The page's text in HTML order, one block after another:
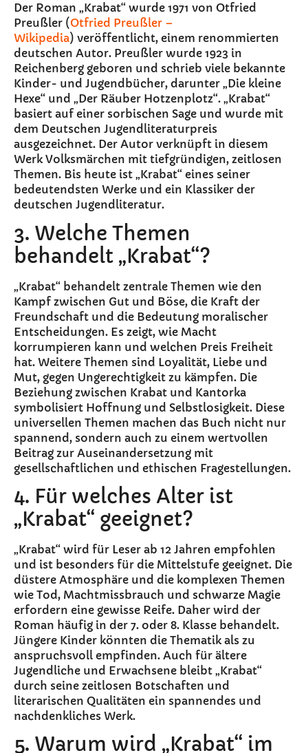
Der Roman „Krabat“ wurde 1971 von Otfried
Preußler (Otfried Preußler –
Wikipedia) veröffentlicht, einem renommierten
deutschen Autor. Preußler wurde 1923 in
Reichenberg geboren und schrieb viele bekannte
Kinder- und Jugendbücher, darunter „Die kleine
Hexe“ und „Der Räuber Hotzenplotz“. „Krabat“
basiert auf einer sorbischen Sage und wurde mit
dem Deutschen Jugendliteraturpreis
ausgezeichnet. Der Autor verknüpft in diesem
Werk Volksmärchen mit tiefgründigen, zeitlosen
Themen. Bis heute ist „Krabat“ eines seiner
bedeutendsten Werke und ein Klassiker der
deutschen Jugendliteratur.
3. Welche Themen
behandelt „Krabat“?
„Krabat“ behandelt zentrale Themen wie den
Kampf zwischen Gut und Böse, die Kraft der
Freundschaft und die Bedeutung moralischer
Entscheidungen. Es zeigt, wie Macht
korrumpieren kann und welchen Preis Freiheit
hat. Weitere Themen sind Loyalität, Liebe und
Mut, gegen Ungerechtigkeit zu kämpfen. Die
Beziehung zwischen Krabat und Kantorka
symbolisiert Hoffnung und Selbstlosigkeit. Diese
universellen Themen machen das Buch nicht nur
spannend, sondern auch zu einem wertvollen
Beitrag zur Auseinandersetzung mit
gesellschaftlichen und ethischen Fragestellungen.
4. Für welches Alter ist
„Krabat“ geeignet?
„Krabat“ wird für Leser ab 12 Jahren empfohlen
und ist besonders für die Mittelstufe geeignet. Die
düstere Atmosphäre und die komplexen Themen
wie Tod, Machtmissbrauch und schwarze Magie
erfordern eine gewisse Reife. Daher wird der
Roman häufig in der 7. oder 8. Klasse behandelt.
Jüngere Kinder könnten die Thematik als zu
anspruchsvoll empfinden. Auch für ältere
Jugendliche und Erwachsene bleibt „Krabat“
durch seine zeitlosen Botschaften und
literarischen Qualitäten ein spannendes und
nachdenkliches Werk.
5. Warum wird „Krabat“ im